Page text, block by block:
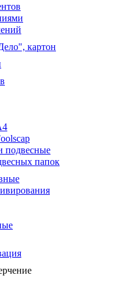
картон
подвесные
папок